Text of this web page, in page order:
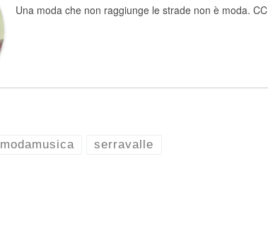
Una moda che non raggiunge le strade non è moda. CC
modamusica serravalle